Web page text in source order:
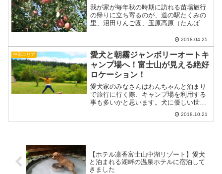
我が家が毎年秋の時期に訪れる苗場旅行
の帰りに立ち寄るのが、道の駅たくみの
里、沼田りんご園、玉原高原（たんばら
って、沼田りんご園では美味しいリンゴ
をゲット。そして最後に立ち寄った玉原
高原では草紅葉が広がる湿...
2018.04.25
中部エリア
愛犬と朝霧ジャンボリーオートキ
ャンプ場へ！富士山が見える絶好
ロケーション！
愛犬家のみなさんはわんちゃんと泊まり
で旅行に行く際、キャンプ場を利用する
事も多いかと思います。犬に優しい世の
中になってきたとはいえ、まだまだ愛犬
と一緒の空間で泊まれるホテルは数が多
2018.10.21
【ホテル凛香富士山中湖リゾート】愛犬
と泊まれる湖畔の温泉ホテルに宿泊して
きました